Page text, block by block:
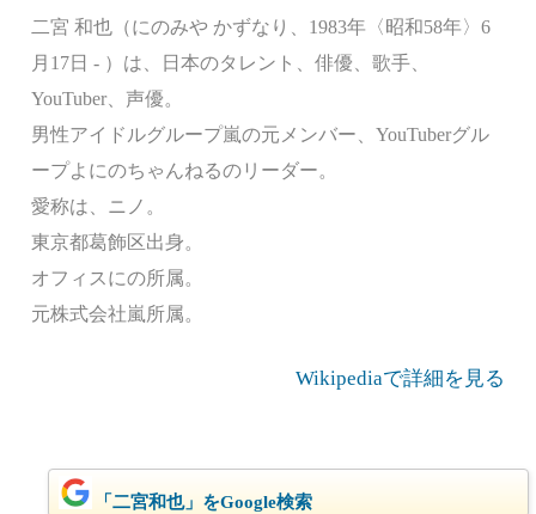
二宮 和也（にのみや かずなり、1983年〈昭和58年〉6
月17日 - ）は、日本のタレント、俳優、歌手、
YouTuber、声優。
男性アイドルグループ嵐の元メンバー、YouTuberグル
ープよにのちゃんねるのリーダー。
愛称は、ニノ。
東京都葛飾区出身。
オフィスにの所属。
元株式会社嵐所属。
Wikipediaで詳細を見る
「二宮和也」をGoogle検索